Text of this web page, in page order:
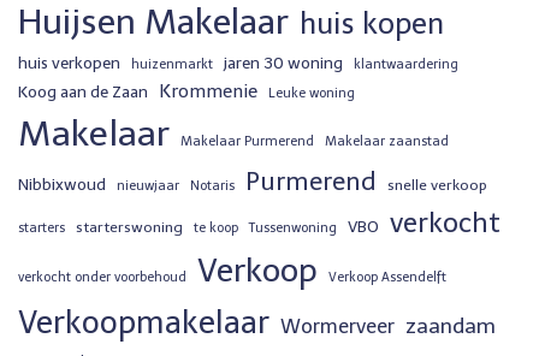
Huijsen Makelaar huis kopen
huis verkopen huizenmarkt jaren 30 woning klantwaardering
Koog aan de Zaan Krommenie Leuke woning
Makelaar Makelaar Purmerend Makelaar zaanstad
Nibbixwoud nieuwjaar Notaris Purmerend snelle verkoop
starters starterswoning te koop Tussenwoning VBO verkocht
verkocht onder voorbehoud Verkoop Verkoop Assendelft
Verkoopmakelaar Wormerveer zaandam